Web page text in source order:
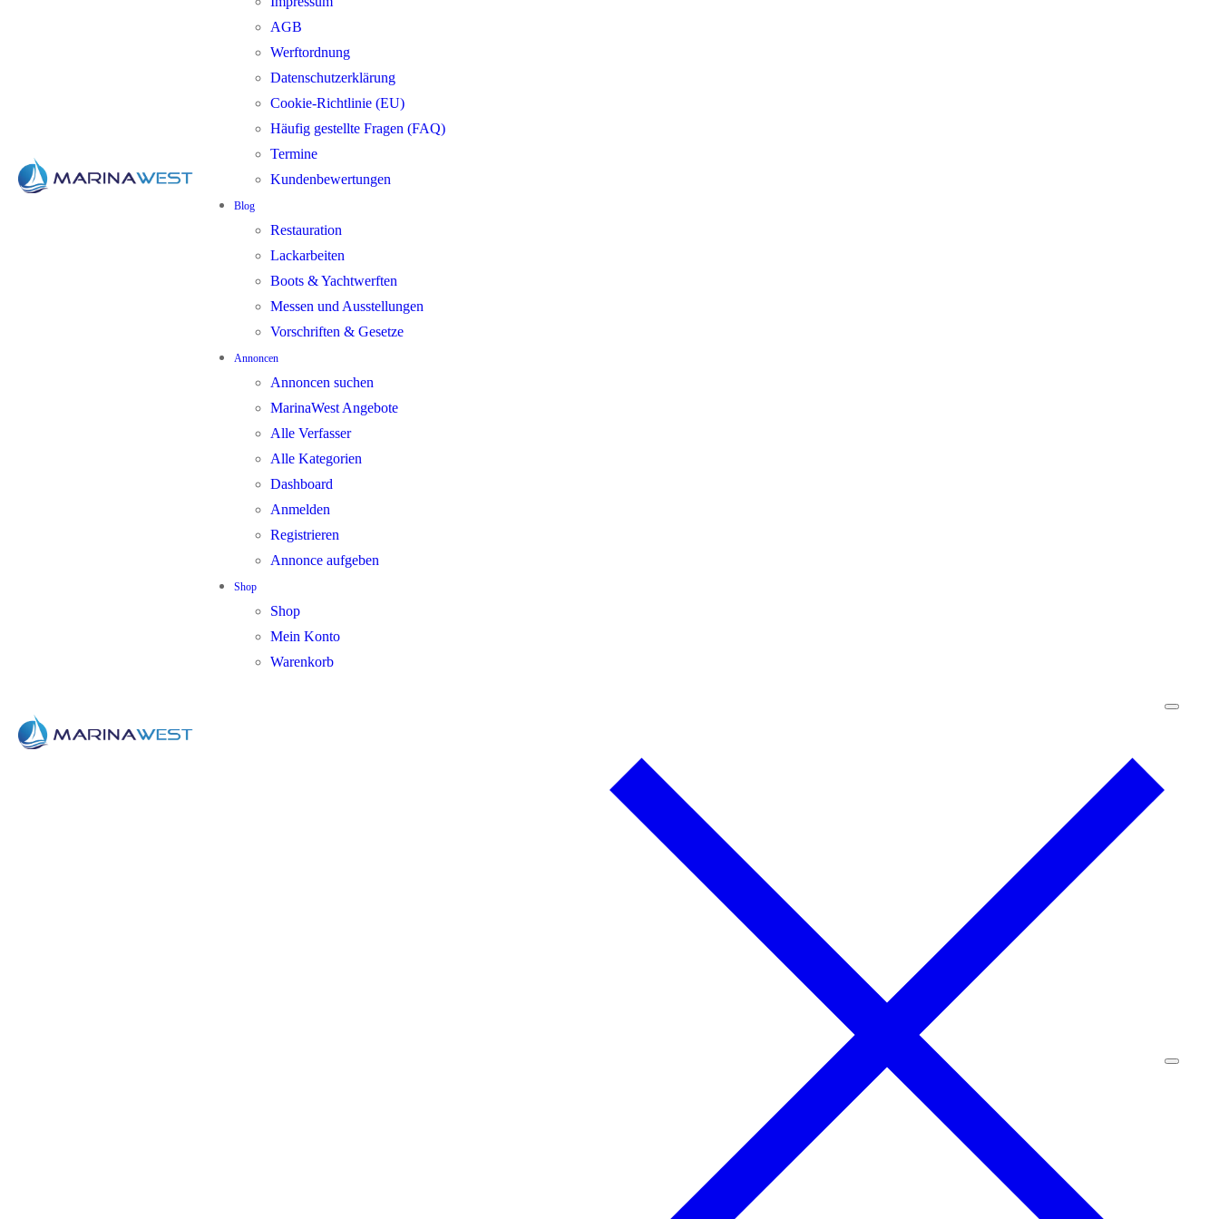
AGB
Werftordnung
Datenschutzerklärung
Cookie-Richtlinie (EU)
Häufig gestellte Fragen (FAQ)
Termine
Kundenbewertungen
Blog
Restauration
Lackarbeiten
Boots & Yachtwerften
Messen und Ausstellungen
Vorschriften & Gesetze
Annoncen
Annoncen suchen
MarinaWest Angebote
Alle Verfasser
Alle Kategorien
Dashboard
Anmelden
Registrieren
Annonce aufgeben
Shop
Shop
Mein Konto
Warenkorb